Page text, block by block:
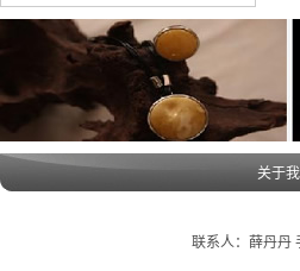
关于我
联系人：薛丹丹